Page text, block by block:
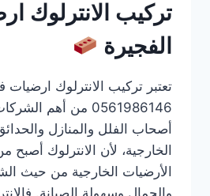
تركيب الانترلوك
الفجيرة
تعتبر تركيب الانترلوك ارضيات
0561986146 من أهم
أصحاب الفلل والمنازل
الخارجية، لأن الانترلوك
الأرضيات الخارجية من حيث